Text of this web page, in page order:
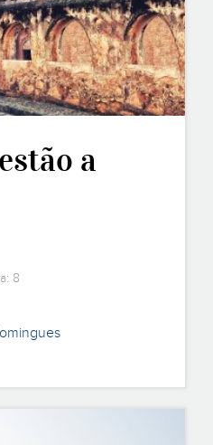
a
8